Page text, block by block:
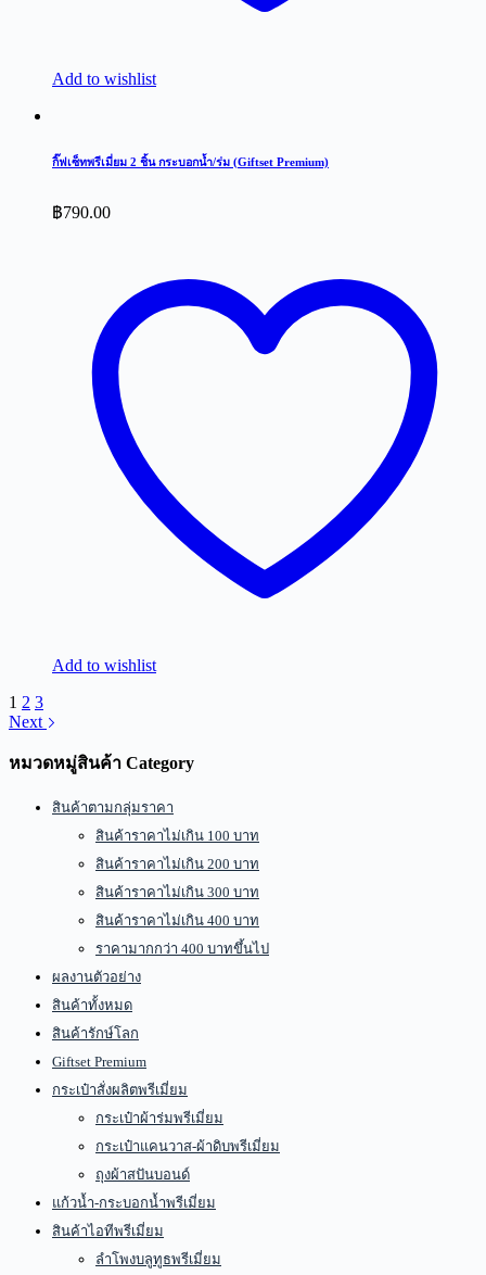
Add to wishlist
กิ๊ฟเซ็ทพรีเมี่ยม 2 ชิ้น กระบอกน้ำ/ร่ม (Giftset Premium)
฿790.00
Add to wishlist
1 2 3
Next
หมวดหมู่สินค้า Category
สินค้าตามกลุ่มราคา
สินค้าราคาไม่เกิน 100 บาท
สินค้าราคาไม่เกิน 200 บาท
สินค้าราคาไม่เกิน 300 บาท
สินค้าราคาไม่เกิน 400 บาท
ราคามากกว่า 400 บาทขึ้นไป
ผลงานตัวอย่าง
สินค้าทั้งหมด
สินค้ารักษ์โลก
Giftset Premium
กระเป๋าสั่งผลิตพรีเมี่ยม
กระเป๋าผ้าร่มพรีเมี่ยม
กระเป๋าแคนวาส-ผ้าดิบพรีเมี่ยม
ถุงผ้าสปันบอนด์
แก้วน้ำ-กระบอกน้ำพรีเมี่ยม
สินค้าไอทีพรีเมี่ยม
ลำโพงบลูทูธพรีเมี่ยม